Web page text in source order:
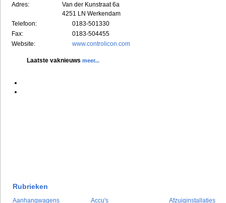
Adres:
Van der Kunstraat 6a
4251 LN Werkendam
Telefoon:
0183-501330
Fax:
0183-504455
Website:
www.controlicon.com
Laatste vaknieuws meer...
Rubrieken
Aanhangwagens Accu's
Afzuiginstallaties